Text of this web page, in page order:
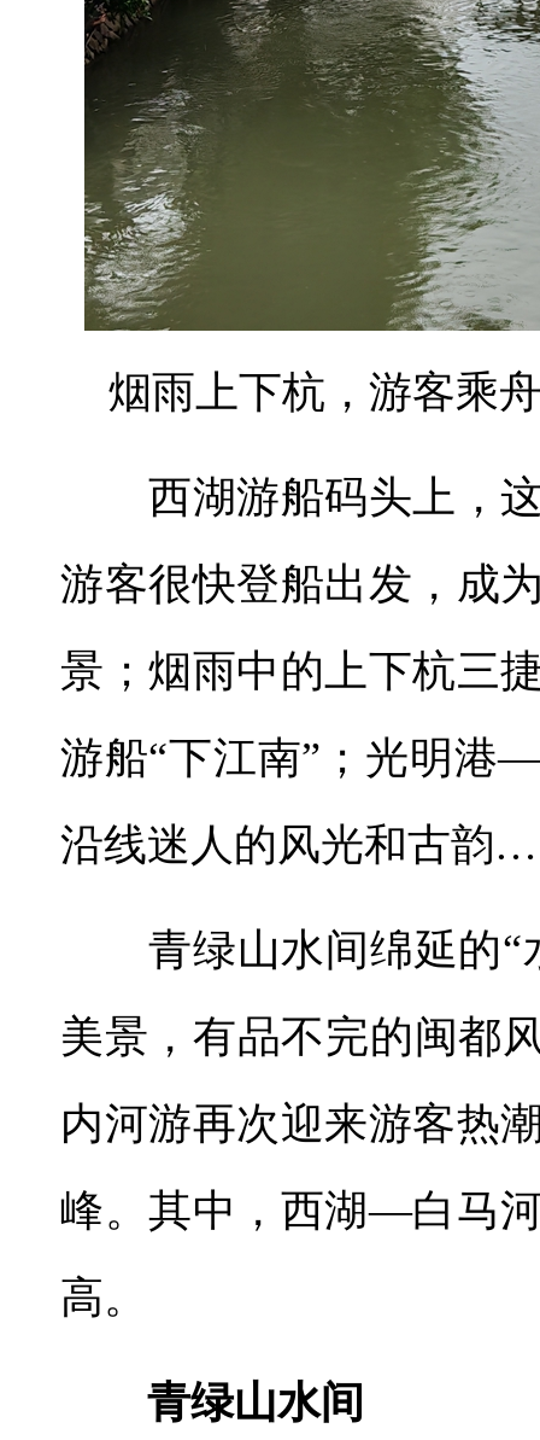
烟雨上下杭，游客乘
西湖游船码头上，这
游客很快登船出发，成
景；烟雨中的上下杭三
游船“下江南”；光明港
沿线迷人的风光和古韵
青绿山水间绵延的“
美景，有品不完的闽都
内河游再次迎来游客热
峰。其中，西湖—白马
高。
青绿山水间